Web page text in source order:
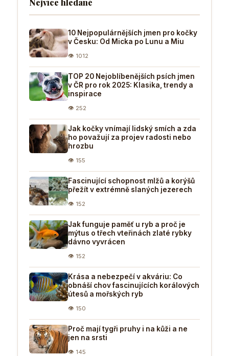
10 Nejpopulárnějších jmen pro kočky
v Česku: Od Micka po Lunu a Miu
👁 1012
TOP 20 Nejoblíbenějších psích jmen
v ČR pro rok 2025: Klasika, trendy a
inspirace
👁 252
Jak kočky vnímají lidský smích a zda
ho považují za projev radosti nebo
hrozbu
👁 155
Fascinující schopnost mlžů a korýšů
přežít v extrémně slaných jezerech
👁 152
Jak funguje paměť u ryb a proč je
mýtus o třech vteřinách zlaté rybky
dávno vyvrácen
👁 152
Krása a nebezpečí v akváriu: Co
obnáší chov fascinujících korálových
útesů a mořských ryb
👁 150
Proč mají tygři pruhy i na kůži a ne
jen na srsti
👁 145